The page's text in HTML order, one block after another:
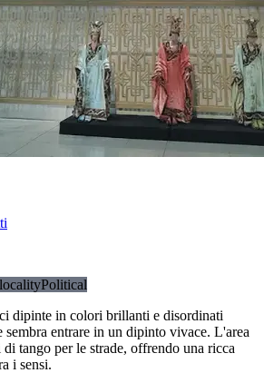
Political
dipinte in colori brillanti e disordinati
sembra entrare in un dipinto vivace. L'area
tango per le strade, offrendo una ricca
i sensi.